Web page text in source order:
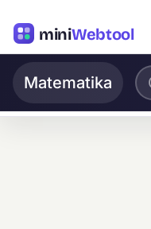
miniWebtool
Matematika